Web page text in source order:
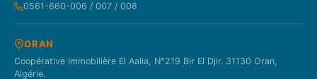
0561-660-006 / 007 / 008
ORAN
Coopérative Immobilière El Aalia, N°219 Bir El Djir. 31130 Oran,
Algérie.